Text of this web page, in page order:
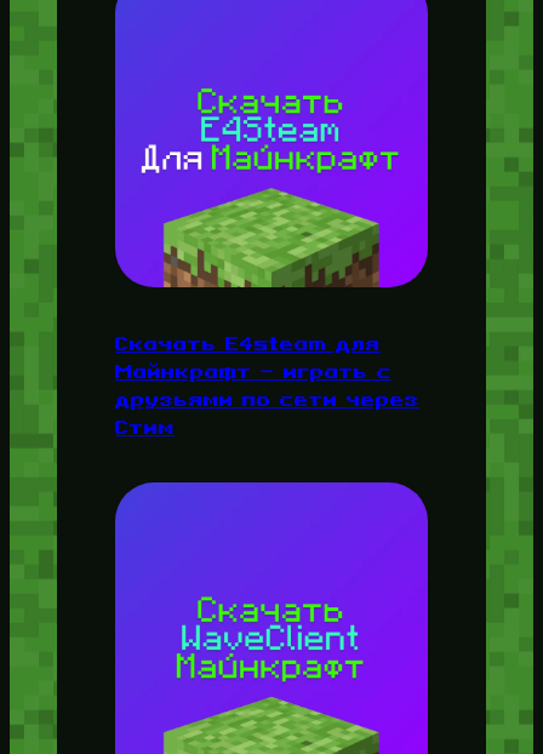
Скачать E4steam для
Майнкрафт — играть с
друзьями по сети через
Стим